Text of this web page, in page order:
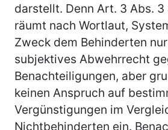
darstellt. Denn Art. 3 Abs. 3
räumt nach Wortlaut,
Zweck dem Behinderten
subjektives Abwehrrecht
Benachteiligungen, aber
keinen Anspruch auf
Vergünstigungen im
Nichtbehinderten ein.